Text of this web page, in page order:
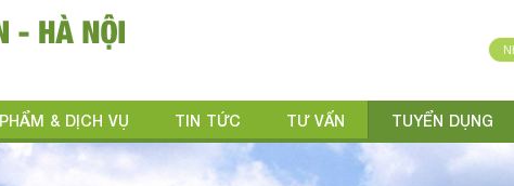
& DỊCH VỤ TIN TỨC TƯ VẤN TUYỂN DỤNG